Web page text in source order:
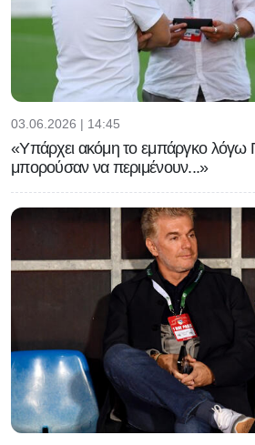
03.06.2026 | 14:45
«Υπάρχει ακόμη το εμπάργκο λόγω
μπορούσαν να περιμένουν...»